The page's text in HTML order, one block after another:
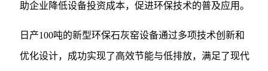
助企业降低设备投资成本，促进环保技术的普及应用。
日产100吨的新型环保石灰窑设备通过多项技术创新和
优化设计，成功实现了高效节能与低排放，满足了现代